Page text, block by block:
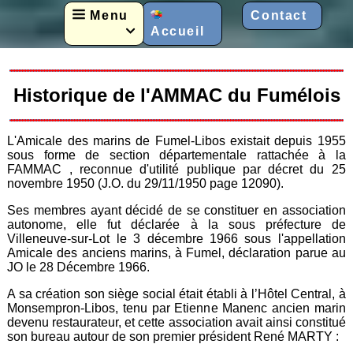
Menu
 Accueil
Contact
Historique de l'AMMAC du Fumélois
L'Amicale des marins de Fumel-Libos existait depuis 1955
sous forme de section départementale rattachée à la
FAMMAC , reconnue d'utilité publique par décret du 25
novembre 1950 (J.O. du 29/11/1950 page 12090).
Ses membres ayant décidé de se constituer en association
autonome, elle fut déclarée à la sous préfecture de
Villeneuve-sur-Lot le 3 décembre 1966 sous l'appellation
Amicale des anciens marins, à Fumel, déclaration parue au
JO le 28 Décembre 1966.
A sa création son siège social était établi à l’Hôtel Central, à
Monsempron-Libos, tenu par Etienne Manenc ancien marin
devenu restaurateur, et cette association avait ainsi constitué
son bureau autour de son premier président René MARTY :